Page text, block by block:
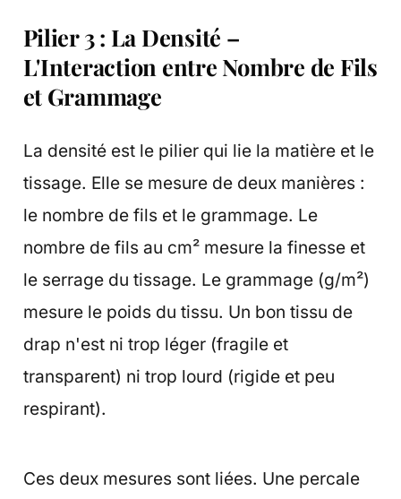
Pilier 3 : La Densité –
L'Interaction entre Nombre de Fils
et Grammage
La densité est le pilier qui lie la matière et le
tissage. Elle se mesure de deux manières :
le nombre de fils et le grammage. Le
nombre de fils au cm² mesure la finesse et
le serrage du tissage. Le grammage (g/m²)
mesure le poids du tissu. Un bon tissu de
drap n'est ni trop léger (fragile et
transparent) ni trop lourd (rigide et peu
respirant).
Ces deux mesures sont liées. Une percale